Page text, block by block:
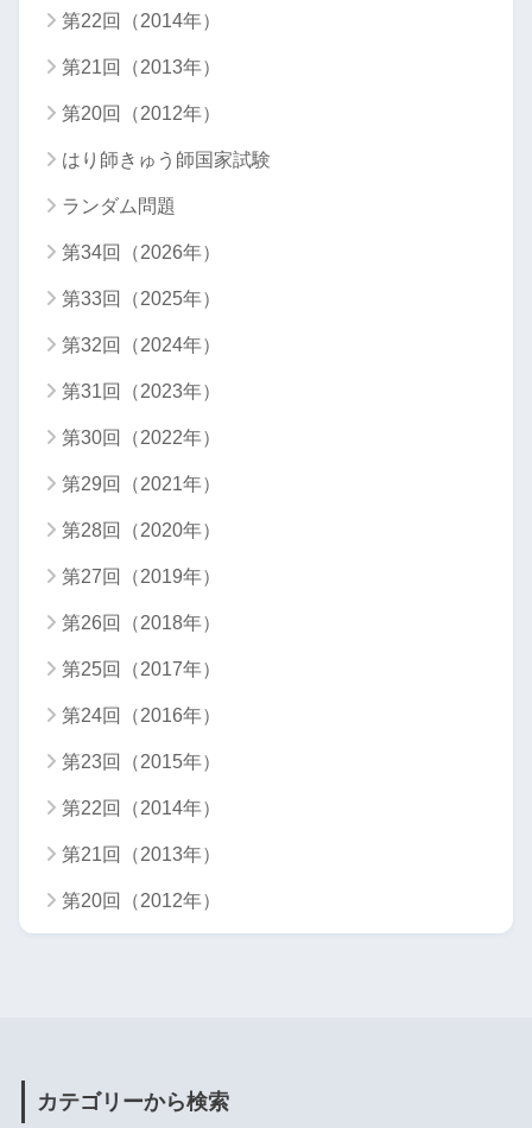
第22回（2014年）
第21回（2013年）
第20回（2012年）
はり師きゅう師国家試験
ランダム問題
第34回（2026年）
第33回（2025年）
第32回（2024年）
第31回（2023年）
第30回（2022年）
第29回（2021年）
第28回（2020年）
第27回（2019年）
第26回（2018年）
第25回（2017年）
第24回（2016年）
第23回（2015年）
第22回（2014年）
第21回（2013年）
第20回（2012年）
カテゴリーから検索